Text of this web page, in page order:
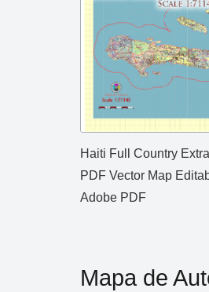
Haiti Full Country
PDF Vector Map
Adobe PDF
Mapa de